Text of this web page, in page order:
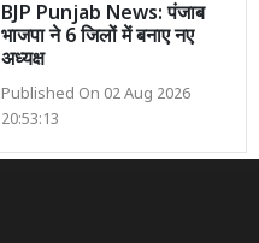
BJP Punjab News: पंजाब
भाजपा ने 6 जिलों में बनाए नए
अध्यक्ष
Published On 02 Aug 2026
20:53:13